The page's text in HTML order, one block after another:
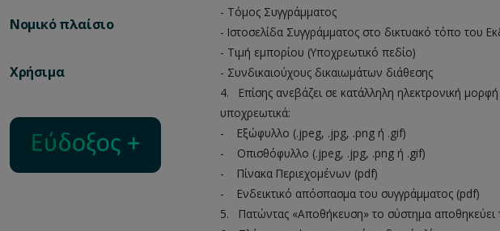
Νομικό πλαίσιο
Χρήσιμα
- Τόμος Συγγράμματος
- Ιστοσελίδα Συγγράμματος στο δικτυακό τόπο του
- Τιμή εμπορίου (Υποχρεωτικό πεδίο)
- Συνδικαιούχους δικαιωμάτων διάθεσης
4.
Επίσης ανεβάζει σε κατάλληλη ηλεκτρονική
υποχρεωτικά:
- Εξώφυλλο (.jpeg, .jpg, .png ή .gif)
- Οπισθόφυλλο (.jpeg, .jpg, .png ή .gif)
- Πίνακα Περιεχομένων (pdf)
- Ενδεικτικό απόσπασμα του συγγράμματος (pdf)
5.
Πατώντας «Αποθήκευση» το σύστημα αποθηκεύει